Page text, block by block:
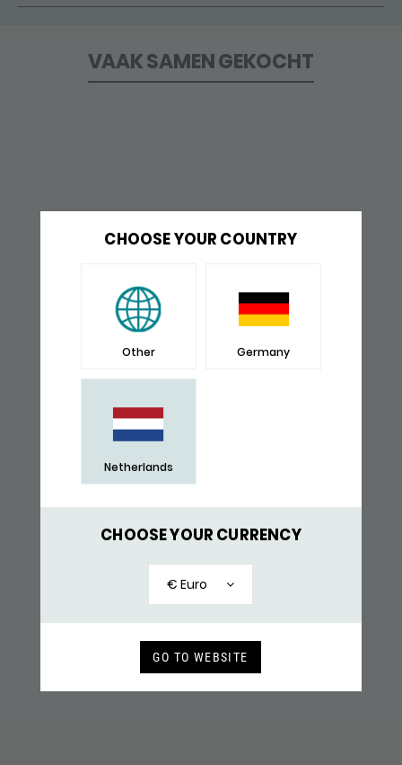
CHOOSE YOUR COUNTRY
Other Germany
Netherlands
CHOOSE YOUR CURRENCY
€ Euro
GO TO WEBSITE
VAAK SAMEN GEKOCHT
X020RAW ARMBAND ZILVER
RECENT BEKEKEN